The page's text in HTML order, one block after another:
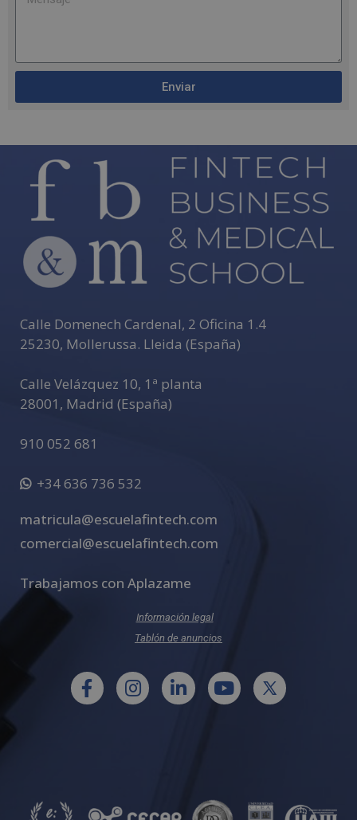
Enviar
Calle Domenech Cardenal, 2 Oficina 1.4
25230, Mollerussa. Lleida (España)
Calle Velázquez 10, 1ª planta
28001 , Madrid (España)
910 052 681
+34 636 736 532
matricula@escuelafintech.com
comercial@escuelafintech.com
Trabajamos con Aplazame
Información legal
Tablón de anuncios